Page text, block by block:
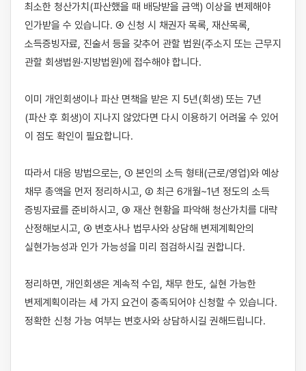
최소한 청산가치(파산했을 때 배당받을 금액) 이상을 변제해야
인가받을 수 있습니다. ④ 신청 시 채권자 목록, 재산목록,
소득증빙자료, 진술서 등을 갖추어 관할 법원(주소지 또는 근무지
관할 회생법원·지방법원)에 접수해야 합니다.
이미 개인회생이나 파산 면책을 받은 지 5년(회생) 또는 7년
(파산 후 회생)이 지나지 않았다면 다시 이용하기 어려울 수 있어
이 점도 확인이 필요합니다.
따라서 대응 방법으로는, ① 본인의 소득 형태(근로/영업)와 예상
채무 총액을 먼저 정리하시고, ② 최근 6개월~1년 정도의 소득
증빙자료를 준비하시고, ③ 재산 현황을 파악해 청산가치를 대략
산정해보시고, ④ 변호사나 법무사와 상담해 변제계획안의
실현가능성과 인가 가능성을 미리 점검하시길 권합니다.
정리하면, 개인회생은 계속적 수입, 채무 한도, 실현 가능한
변제계획이라는 세 가지 요건이 충족되어야 신청할 수 있습니다.
정확한 신청 가능 여부는 변호사와 상담하시길 권해드립니다.